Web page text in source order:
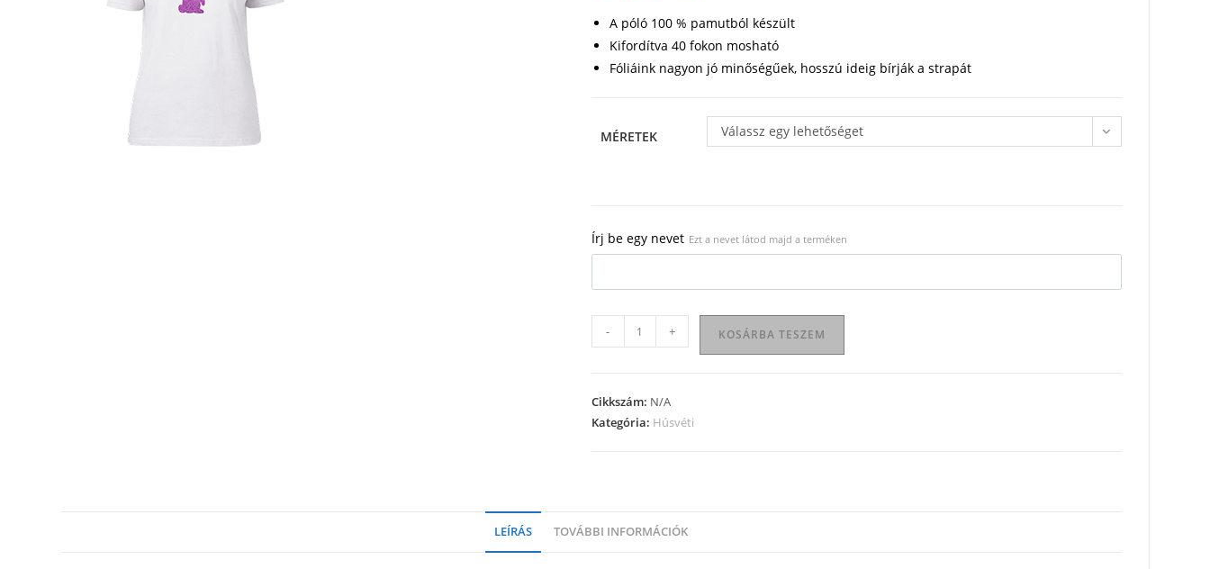
A póló 100 % pamutból készült
Kifordítva 40 fokon mosható
Fóliáink nagyon jó minőségűek, hosszú ideig bírják a strapát
MÉRETEK Válassz egy lehetőséget
Írj be egy nevet Ezt a nevet látod majd a terméken
póló
mennyiség
- + KOSÁRBA TESZEM
Cikkszám: N/A
Kategória: Húsvéti
LEÍRÁS TOVÁBBI INFORMÁCIÓK